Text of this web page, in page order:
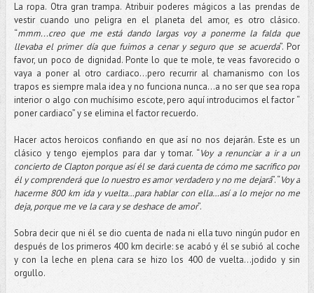
La ropa. Otra gran trampa. Atribuir poderes mágicos a las prendas de
vestir cuando uno peligra en el planeta del amor, es otro clásico.
“mmm...creo que me está dando largas voy a ponerme la falda que
llevaba el primer día que fuimos a cenar y seguro que se acuerda”. Por
favor, un poco de dignidad. Ponte lo que te mole, te veas favorecido o
vaya a poner al otro cardiaco…pero recurrir al chamanismo con los
trapos es siempre mala idea y no funciona nunca…a no ser que sea ropa
interior o algo con muchísimo escote, pero aquí introducimos el factor “
poner cardiaco” y se elimina el factor recuerdo.
Hacer actos heroicos confiando en que así no nos dejarán. Este es un
clásico y tengo ejemplos para dar y tomar. “Voy a renunciar a ir a un
concierto de Clapton porque así él se dará cuenta de cómo me sacrifico por
él y comprenderá que lo nuestro es amor verdadero y no me dejará”. “Voy a
hacerme 800 km ida y vuelta…para hablar con ella…así a lo mejor no me
deja, porque me ve la cara y se deshace de amor”.
Sobra decir que ni él se dio cuenta de nada ni ella tuvo ningún pudor en
después de los primeros 400 km decirle: se acabó y él se subió al coche
y con la leche en plena cara se hizo los 400 de vuelta...jodido y sin
orgullo.